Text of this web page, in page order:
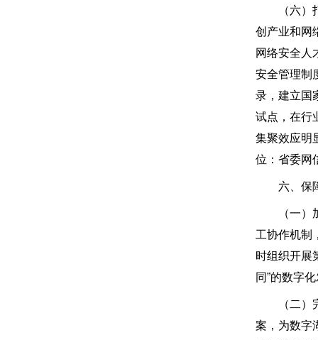
（六）打
创产业和网
网络安全人
安全管理制
录，建立国
试点，在行
集聚效应明
位：省委网
六、保
（一）加
工协作机制
时组织开展
同”的数字
（二）完
案，为数字